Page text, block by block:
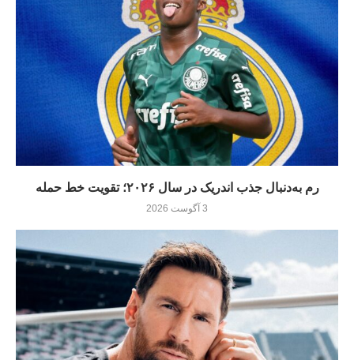
رم به‌دنبال جذب اندریک در سال ۲۰۲۶؛ تقویت خط حمله
3 آگوست 2026